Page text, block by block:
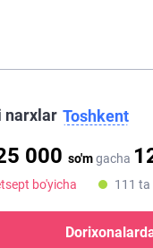
narxlar Toshkent
000 so'mgacha
bo'yicha 111